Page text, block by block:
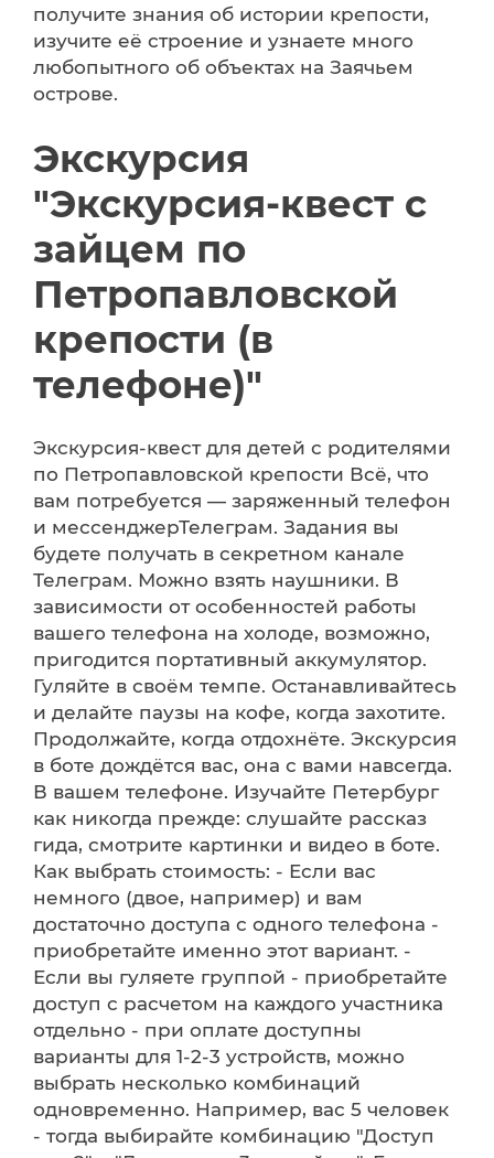
получите знания об истории крепости,
изучите её строение и узнаете много
любопытного об объектах на Заячьем
острове.
Экскурсия
"Экскурсия-квест с
зайцем по
Петропавловской
крепости (в
телефоне)"
Экскурсия-квест для детей с родителями
по Петропавловской крепости Всё, что
вам потребуется — заряженный телефон
и мессенджерТелеграм. Задания вы
будете получать в секретном канале
Телеграм. Можно взять наушники. В
зависимости от особенностей работы
вашего телефона на холоде, возможно,
пригодится портативный аккумулятор.
Гуляйте в своём темпе. Останавливайтесь
и делайте паузы на кофе, когда захотите.
Продолжайте, когда отдохнёте. Экскурсия
в боте дождётся вас, она с вами навсегда.
В вашем телефоне. Изучайте Петербург
как никогда прежде: слушайте рассказ
гида, смотрите картинки и видео в боте.
Как выбрать стоимость: - Если вас
немного (двое, например) и вам
достаточно доступа с одного телефона -
приобретайте именно этот вариант. -
Если вы гуляете группой - приобретайте
доступ с расчетом на каждого участника
отдельно - при оплате доступны
варианты для 1-2-3 устройств, можно
выбрать несколько комбинаций
одновременно. Например, вас 5 человек
- тогда выбирайте комбинацию "Доступ